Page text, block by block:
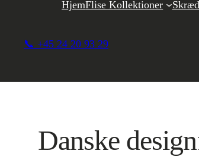
HjemFlise Kollektioner
📞 +45 24 20 93 29
Danske